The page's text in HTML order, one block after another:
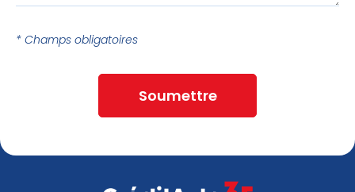
* Champs obligatoires
Soumettre